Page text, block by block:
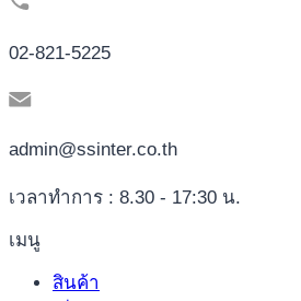
02-821-5225
admin@ssinter.co.th
เวลาทำการ : 8.30 - 17:30 น.
เมนู
สินค้า